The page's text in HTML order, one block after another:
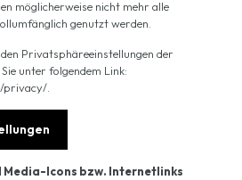
möglicherweise nicht mehr alle
genutzt werden.
Privatsphäreeinstellungen der
unter folgendem Link:
privacy/.
Media-Icons bzw. Internetlinks